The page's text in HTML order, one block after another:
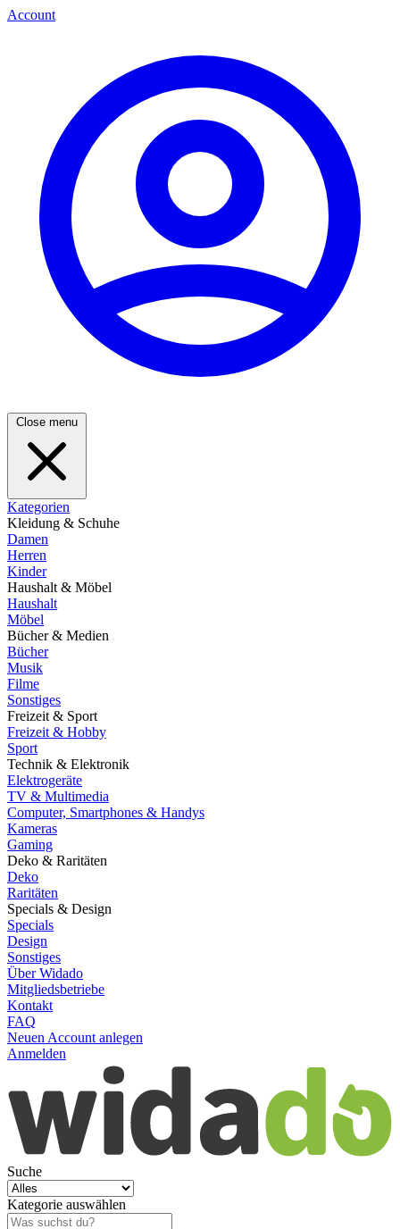
Account
Close menu
Kategorien
Kleidung & Schuhe
Damen
Herren
Kinder
Haushalt & Möbel
Haushalt
Möbel
Bücher & Medien
Bücher
Musik
Filme
Sonstiges
Freizeit & Sport
Freizeit & Hobby
Sport
Technik & Elektronik
Elektrogeräte
TV & Multimedia
Computer, Smartphones & Handys
Kameras
Gaming
Deko & Raritäten
Deko
Raritäten
Specials & Design
Specials
Design
Sonstiges
Über Widado
Mitgliedsbetriebe
Kontakt
FAQ
Neuen Account anlegen
Anmelden
Suche
Kategorie auswählen